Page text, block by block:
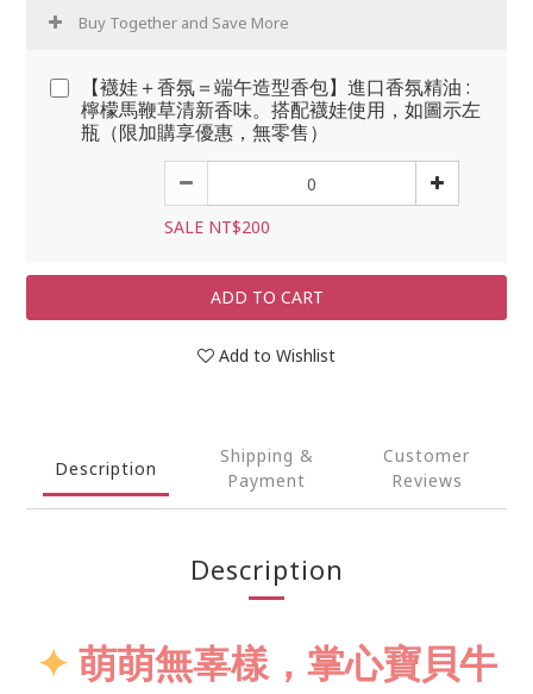
Buy Together and Save More
【襪娃＋香氛＝端午造型香包】進口香氛精油 :
檸檬馬鞭草清新香味。搭配襪娃使用，如圖示左
瓶（限加購享優惠，無零售）
SALE NT$200
ADD TO CART
Add to Wishlist
Description
Shipping &
Payment
Customer
Reviews
Description
✦ 萌萌無辜樣，掌心寶貝牛